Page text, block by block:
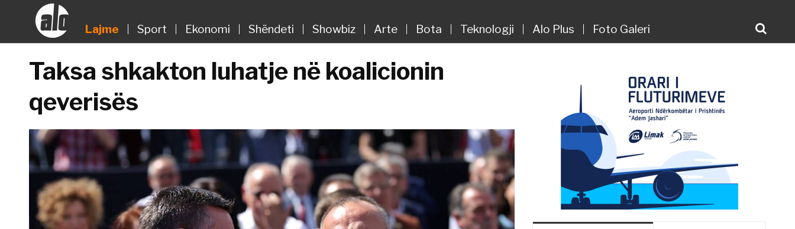
Lajme Sport Ekonomi Shëndeti Showbiz Arte Bota Teknologji Alo Plus Foto Galeri
Taksa shkakton luhatje në koalicionin
qeverisës